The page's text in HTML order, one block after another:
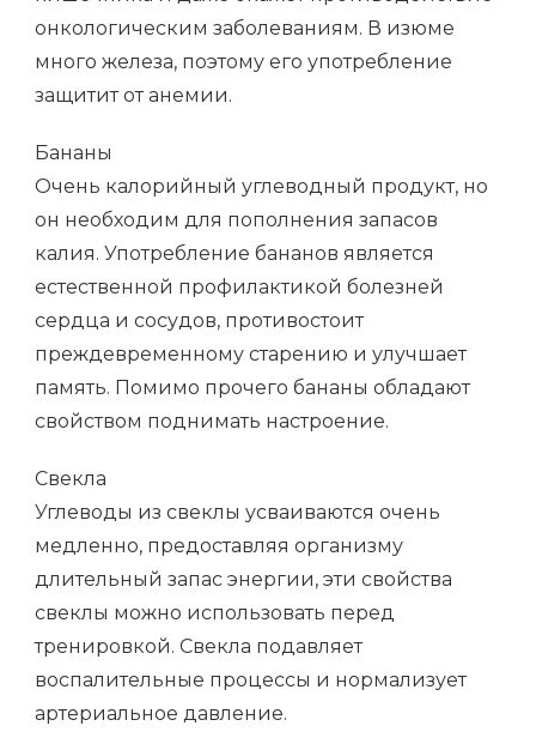
онкологическим заболеваниям. В изюме
много железа, поэтому его употребление
защитит от анемии.
Бананы
Очень калорийный углеводный продукт, но
он необходим для пополнения запасов
калия. Употребление бананов является
естественной профилактикой болезней
сердца и сосудов, противостоит
преждевременному старению и улучшает
память. Помимо прочего бананы обладают
свойством поднимать настроение.
Свекла
Углеводы из свеклы усваиваются очень
медленно, предоставляя организму
длительный запас энергии, эти свойства
свеклы можно использовать перед
тренировкой. Свекла подавляет
воспалительные процессы и нормализует
артериальное давление.